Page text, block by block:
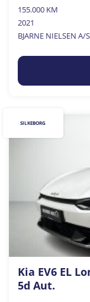
155.000 KM
2021
BJARNE NIELSEN A/S
Kia EV6 EL
5d Aut.
SILKEBORG